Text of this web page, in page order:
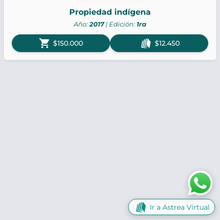
Propiedad indígena
Año:2017| Edición: 1ra
shopping_cart $150.000 $12.450
Ir a Astrea Virtual